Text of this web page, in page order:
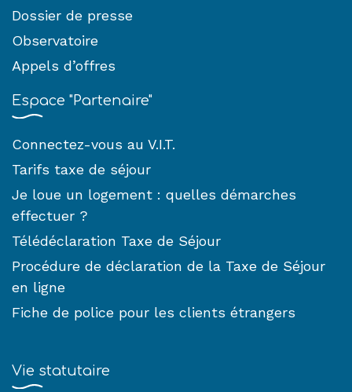
Dossier de presse
Observatoire
Appels d’offres
Espace "Partenaire"
Connectez-vous au V.I.T.
Tarifs taxe de séjour
Je loue un logement : quelles démarches
effectuer ?
Télédéclaration Taxe de Séjour
Procédure de déclaration de la Taxe de Séjour
en ligne
Fiche de police pour les clients étrangers
Vie statutaire